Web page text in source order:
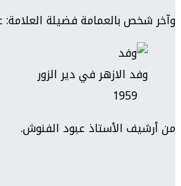
وآخر شخص بالعمامة فضيلة العلامة:
وفد الازهر في دير الزور
من أرشيف الأستاذ عبود الفنوش.